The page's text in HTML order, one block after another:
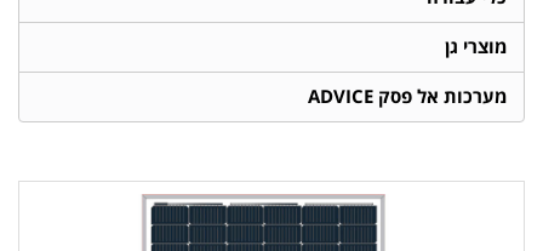
מוצרי גן
מערכות אל פסק ADVICE